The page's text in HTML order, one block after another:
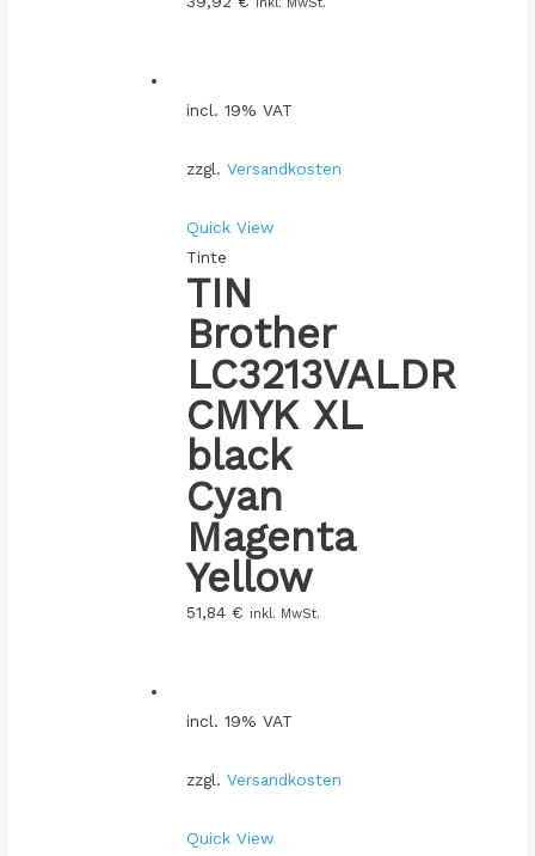
inkl. MwSt.
incl. 19% VAT
zzgl. Versandkosten
Quick View
Tinte
TIN
Brother
LC3213VALDR
CMYK XL
black
Cyan
Magenta
Yellow
51,84 € inkl. MwSt.
incl. 19% VAT
zzgl. Versandkosten
Quick View